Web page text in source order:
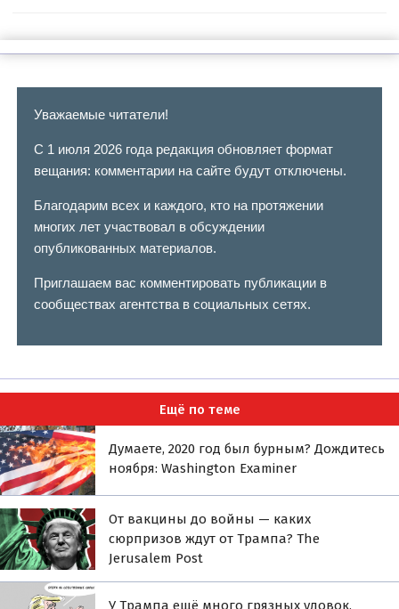
Уважаемые читатели!
С 1 июля 2026 года редакция обновляет формат
вещания: комментарии на сайте будут отключены.
Благодарим всех и каждого, кто на протяжении
многих лет участвовал в обсуждении
опубликованных материалов.
Приглашаем вас комментировать публикации в
сообществах агентства в социальных сетях.
Ещё по теме
Думаете, 2020 год был бурным? Дождитесь
ноября: Washington Examiner
От вакцины до войны — каких
сюрпризов ждут от Трампа? The
Jerusalem Post
У Трампа ещё много грязных уловок,